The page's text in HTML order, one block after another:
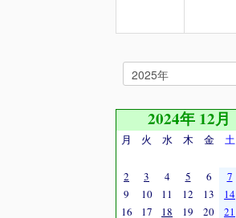
2024年 12月
月 火 水 木 金 土
2
3 4 5 6 7
9
10 11 12 13 14
16
17 18 19 20 21